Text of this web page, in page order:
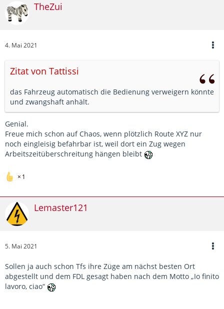
TheZui
4. Mai 2021
Zitat von Tattissi
das Fahrzeug automatisch die Bedienung verweigern könnte
und zwangshaft anhält.
Genial.
Freue mich schon auf Chaos, wenn plötzlich Route XYZ nur
noch eingleisig befahrbar ist, weil dort ein Zug wegen
Arbeitszeitüberschreitung hängen bleibt
1
Lemaster121
5. Mai 2021
Sollen ja auch schon Tfs ihre Züge am nächst besten Ort
abgestellt und dem FDL gesagt haben nach dem Motto „Io finito
lavoro, ciao“